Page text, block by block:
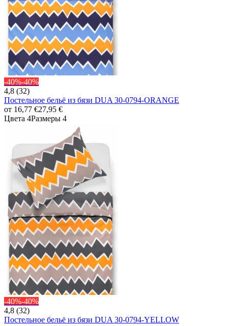
-40%-40%
4,8 (32)
Постельное бельё из бязи DUA 30-0794-ORANGE
от 16,77 €27,95 €
Цвета 4Размеры 4
-40%-40%
4,8 (32)
Постельное бельё из бязи DUA 30-0794-YELLOW